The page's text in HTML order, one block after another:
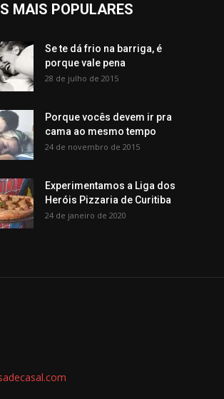
MAIS POPULARES
Se te dá frio na barriga, é
porque vale pena
28 de julho de 2015
Porque vocês devem ir pra
cama ao mesmo tempo
24 de novembro de 2015
Experimentamos a Liga dos
Heróis Pizzaria de Curitiba
24 de janeiro de 2020